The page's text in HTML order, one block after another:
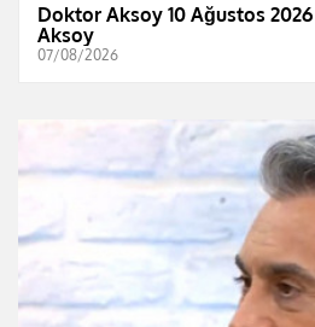
Doktor Aksoy 10 Ağustos 2026
Aksoy
07/08/2026